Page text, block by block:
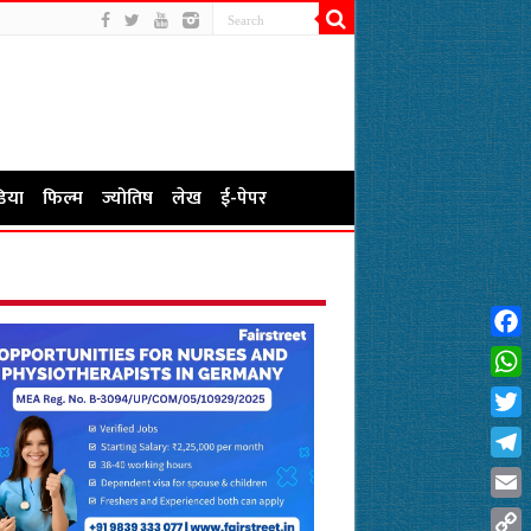
फिल्म ज्योतिष लेख ई-पेपर